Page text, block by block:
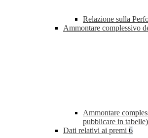
Relazione sulla
Ammontare complessivo
Ammontare
pubblicare in tabelle)
Dati relativi ai premi 6